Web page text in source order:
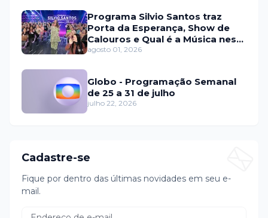
Programa Silvio Santos traz
Porta da Esperança, Show de
Calouros e Qual é a Música neste
domingo (2)
agosto 01, 2026
Globo - Programação Semanal
de 25 a 31 de julho
julho 22, 2026
Cadastre-se
Fique por dentro das últimas novidades em seu e-
mail.